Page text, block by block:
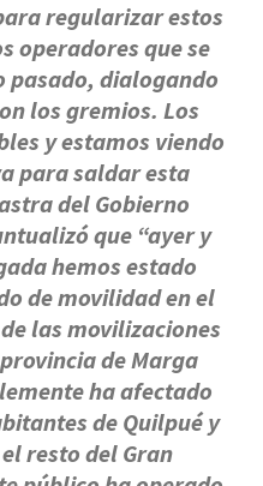
regularizar estos
operadores que se
pasado, dialogando
los gremios. Los
y estamos viendo
para saldar esta
del Gobierno
que “ayer y
hemos estado
de movilidad en el
las movilizaciones
de Marga
ha afectado
de Quilpué y
resto del Gran